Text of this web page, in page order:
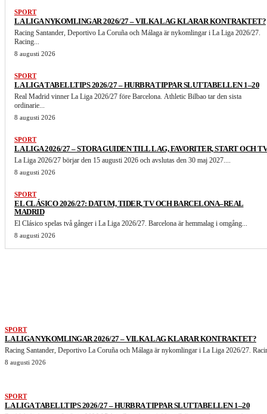
SPORT
LA LIGA NYKOMLINGAR 2026/27 – VILKA LAG KLARAR KONTRAKTET?
Racing Santander, Deportivo La Coruña och Málaga är nykomlingar i La Liga 2026/27.
Racing...
8 augusti 2026
SPORT
LA LIGA TABELLTIPS 2026/27 – HURBRA TIPPAR SLUTTABELLEN 1–20
Real Madrid vinner La Liga 2026/27 före Barcelona. Athletic Bilbao tar den sista
ordinarie...
8 augusti 2026
SPORT
LA LIGA 2026/27 – STORA GUIDEN TILL LAG, FAVORITER, START OCH TV
La Liga 2026/27 börjar den 15 augusti 2026 och avslutas den 30 maj 2027....
8 augusti 2026
SPORT
EL CLÁSICO 2026/27: DATUM, TIDER, TV OCH BARCELONA–REAL
MADRID
El Clásico spelas två gånger i La Liga 2026/27. Barcelona är hemmalag i omgång...
8 augusti 2026
SPORT
LA LIGA NYKOMLINGAR 2026/27 – VILKA LAG KLARAR KONTRAKTET?
Racing Santander, Deportivo La Coruña och Málaga är nykomlingar i La Liga 2026/27.
8 augusti 2026
SPORT
LA LIGA TABELLTIPS 2026/27 – HURBRA TIPPAR SLUTTABELLEN 1–20